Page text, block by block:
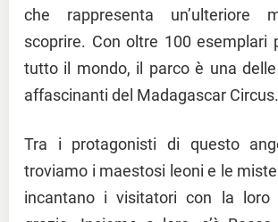
che rappresenta un’ulteriore
scoprire. Con oltre 100 esemplari
tutto il mondo, il parco è una
affascinanti del Madagascar Circus.
Tra i protagonisti di questo
troviamo i maestosi leoni e le
incantano i visitatori con la loro